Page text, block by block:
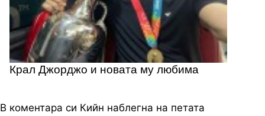
Крал Джорджо и новата му любима
В коментара си Кийн наблегна на петата